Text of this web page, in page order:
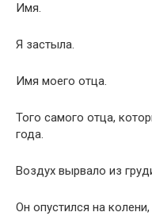
Имя.
Я застыла.
Имя моего отца.
Того самого отца,
года.
Воздух вырвало из
Он опустился на